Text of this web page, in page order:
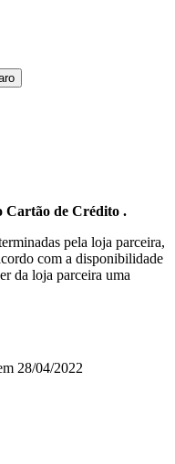
Cartão de Crédito .
pela loja parceira,
com a disponibilidade
da loja parceira uma
28/04/2022